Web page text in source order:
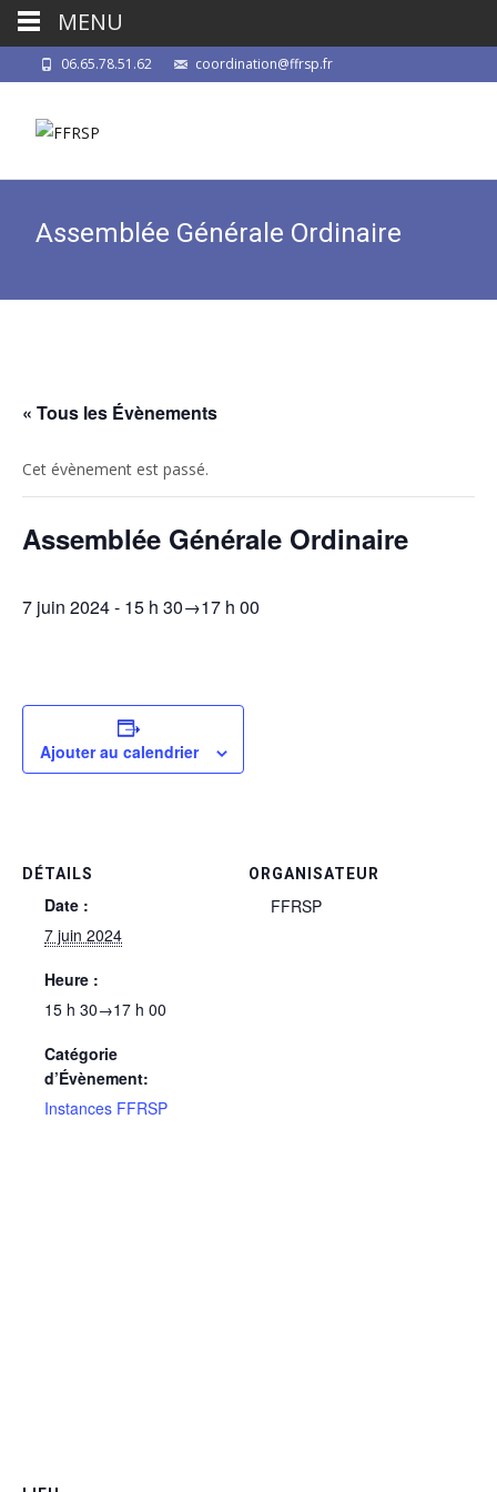
06.65.78.51.62 coordination@ffrsp.fr
Assemblée Générale Ordinaire
« Tous les Évènements
Cet évènement est passé.
Assemblée Générale Ordinaire
7 juin 2024 - 15 h 30→17 h 00
Ajouter au calendrier
DÉTAILS
Date :
7 juin 2024
Heure :
15 h 30→17 h 00
Catégorie
d’Évènement:
Instances FFRSP
ORGANISATEUR
FFRSP
MENU